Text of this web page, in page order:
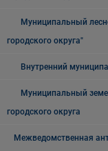
Муниципальный
городского округа"
Внутренний
Муниципальный
городского округа
Межведомственная